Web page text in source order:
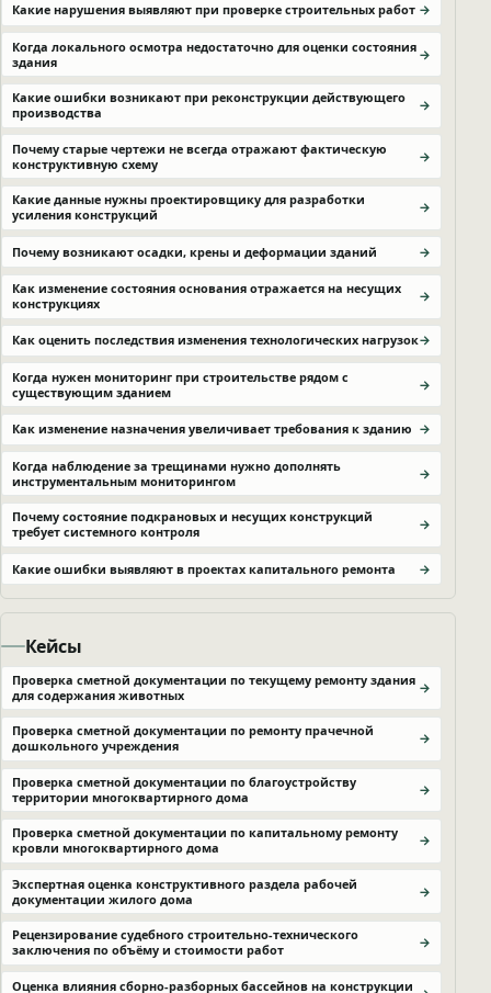
Какие нарушения выявляют при проверке строительных работ
Когда локального осмотра недостаточно для оценки состояния
здания
Какие ошибки возникают при реконструкции действующего
производства
Почему старые чертежи не всегда отражают фактическую
конструктивную схему
Какие данные нужны проектировщику для разработки
усиления конструкций
Почему возникают осадки, крены и деформации зданий
Как изменение состояния основания отражается на несущих
конструкциях
Как оценить последствия изменения технологических нагрузок
Когда нужен мониторинг при строительстве рядом с
существующим зданием
Как изменение назначения увеличивает требования к зданию
Когда наблюдение за трещинами нужно дополнять
инструментальным мониторингом
Почему состояние подкрановых и несущих конструкций
требует системного контроля
Какие ошибки выявляют в проектах капитального ремонта
Кейсы
Проверка сметной документации по текущему ремонту здания
для содержания животных
Проверка сметной документации по ремонту прачечной
дошкольного учреждения
Проверка сметной документации по благоустройству
территории многоквартирного дома
Проверка сметной документации по капитальному ремонту
кровли многоквартирного дома
Экспертная оценка конструктивного раздела рабочей
документации жилого дома
Рецензирование судебного строительно-технического
заключения по объёму и стоимости работ
Оценка влияния сборно-разборных бассейнов на конструкции